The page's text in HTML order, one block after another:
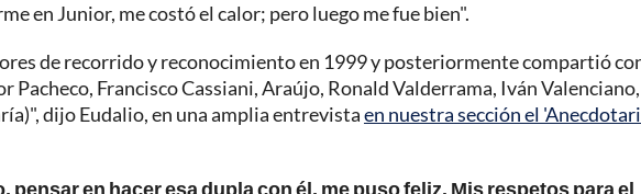
en Junior, me costó el calor; pero luego me fue bien".
de recorrido y reconocimiento en 1999 y posteriormente compartió
Pacheco, Francisco Cassiani, Araújo, Ronald Valderrama, Iván Valenciano,
dijo Eudalio, en una amplia entrevistaen nuestra sección el
pensar en hacer esa dupla con él, me puso feliz. Mis respetos para el